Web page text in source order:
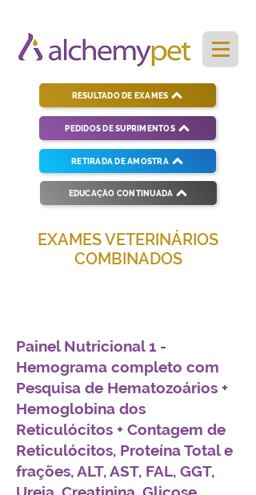
PEDIDOS DE SUPRIMENTOS
RESULTADO DE EXAMES
RETIRADA DE AMOSTRA
EDUCAÇÃO CONTINUADA
EXAMES VETERINÁRIOS
COMBINADOS
Painel Nutricional 1 -
Hemograma completo com
Pesquisa de Hematozoários +
Hemoglobina dos
Reticulócitos + Contagem de
Reticulócitos, Proteína Total e
frações, ALT, AST, FAL, GGT,